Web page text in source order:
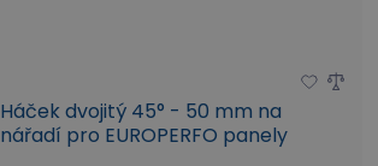
Háček dvojitý 45° - 50 mm na
nářadí pro EUROPERFO panely